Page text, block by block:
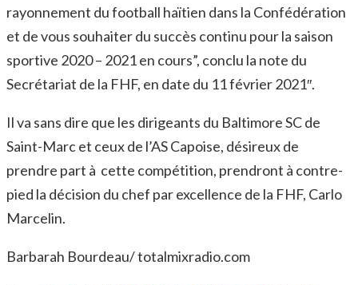
rayonnement du football haïtien dans la Confédération
et de vous souhaiter du succès continu pour la saison
sportive 2020 – 2021 en cours”, conclu la note du
Secrétariat de la FHF, en date du 11 février 2021″.
Il va sans dire que les dirigeants du Baltimore SC de
Saint-Marc et ceux de l’AS Capoise, désireux de
prendre part à cette compétition, prendront à contre-
pied la décision du chef par excellence de la FHF, Carlo
Marcelin.
Barbarah Bourdeau/ totalmixradio.com